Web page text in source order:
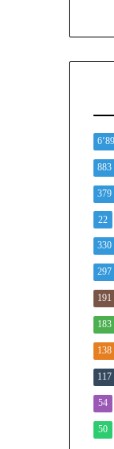
883
379
22
330
297
191
183
138
117
54
50